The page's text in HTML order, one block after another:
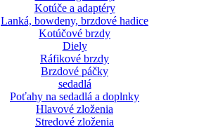
Kotúče a adaptéry
Lanká, bowdeny, brzdové hadice
Kotúčové brzdy
Diely
Ráfikové brzdy
Brzdové páčky
sedadlá
Poťahy na sedadlá a doplnky
Hlavové zloženia
Stredové zloženia